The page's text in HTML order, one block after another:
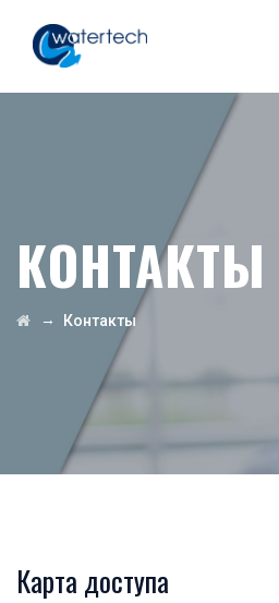
КОНТАКТЫ
→ Контакты
Карта доступа